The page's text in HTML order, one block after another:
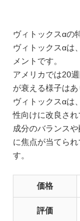
ヴィトックスαの
ヴィトックスαは
メントです。
アメリカでは20
が衰える様子はあ
ヴィトックスαは
性向けに改良され
成分のバランス
に焦点が当てら
す。
価格
評価